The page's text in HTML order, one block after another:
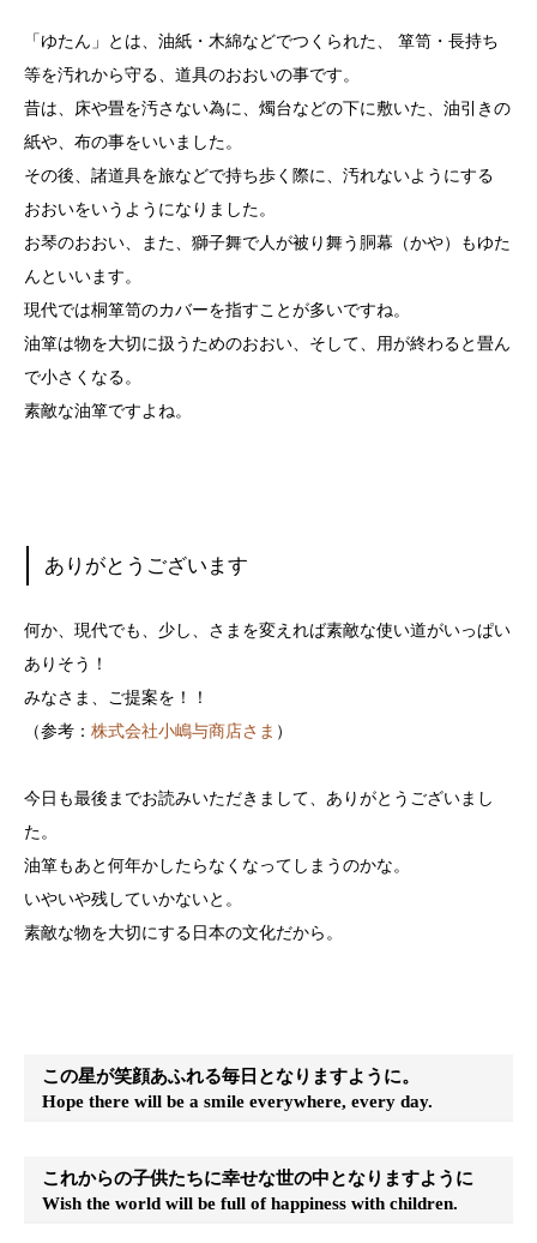
「ゆたん」とは、油紙・木綿などでつくられた、 箪笥・長持ち
等を汚れから守る、道具のおおいの事です。
昔は、床や畳を汚さない為に、燭台などの下に敷いた、油引きの
紙や、布の事をいいました。
その後、諸道具を旅などで持ち歩く際に、汚れないようにする
おおいをいうようになりました。
お琴のおおい、また、獅子舞で人が被り舞う胴幕（かや）もゆた
んといいます。
現代では桐箪笥のカバーを指すことが多いですね。
油箪は物を大切に扱うためのおおい、そして、用が終わると畳ん
で小さくなる。
素敵な油箪ですよね。
ありがとうございます
何か、現代でも、少し、さまを変えれば素敵な使い道がいっぱい
ありそう！
みなさま、ご提案を！！
（参考： 株式会社小嶋与商店さま ）
今日も最後までお読みいただきまして、ありがとうございまし
た。
油箪もあと何年かしたらなくなってしまうのかな。
いやいや残していかないと。
素敵な物を大切にする日本の文化だから。
この星が笑顔あふれる毎日となりますように。
Hope there will be a smile everywhere, every day.
これからの子供たちに幸せな世の中となりますように
Wish the world will be full of happiness with children.